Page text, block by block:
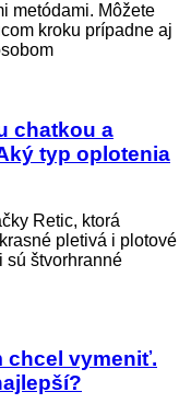
metódami. Môžete
kroku prípadne aj
chatkou a
typ oplotenia
Retic, ktorá
pletivá i plotové
sú štvorhranné
chcel vymeniť.